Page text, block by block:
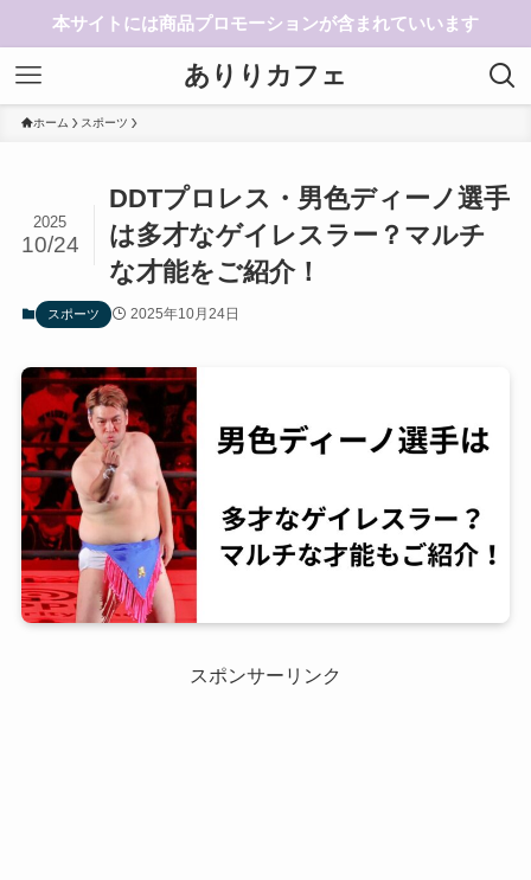
本サイトには商品プロモーションが含まれていいます
ありりカフェ
ホーム スポーツ
DDTプロレス・男色ディーノ選手
は多才なゲイレスラー？マルチ
な才能をご紹介！
2025
10/24
スポーツ 2025年10月24日
スポンサーリンク